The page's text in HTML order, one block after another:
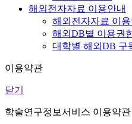
해외전자자료 이용안내
해외전자자료 이용
해외DB별 이용권
대학별 해외DB 구
이용약관
닫기
학술연구정보서비스 이용약